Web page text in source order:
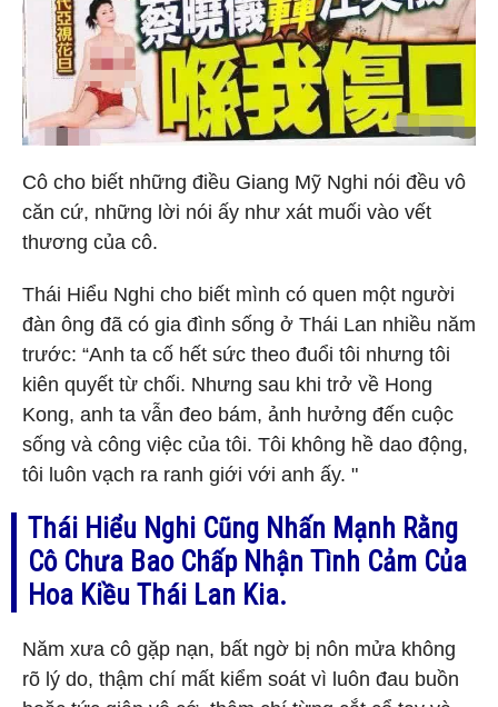
Cô cho biết những điều Giang Mỹ Nghi nói đều vô
căn cứ, những lời nói ấy như xát muối vào vết
thương của cô.
Thái Hiểu Nghi cho biết mình có quen một người
đàn ông đã có gia đình sống ở Thái Lan nhiều năm
trước: “Anh ta cố hết sức theo đuổi tôi nhưng tôi
kiên quyết từ chối. Nhưng sau khi trở về Hong
Kong, anh ta vẫn đeo bám, ảnh hưởng đến cuộc
sống và công việc của tôi. Tôi không hề dao động,
tôi luôn vạch ra ranh giới với anh ấy. "
Thái Hiểu Nghi Cũng Nhấn Mạnh Rằng
Cô Chưa Bao Chấp Nhận Tình Cảm Của
Hoa Kiều Thái Lan Kia.
Năm xưa cô gặp nạn, bất ngờ bị nôn mửa không
rõ lý do, thậm chí mất kiểm soát vì luôn đau buồn